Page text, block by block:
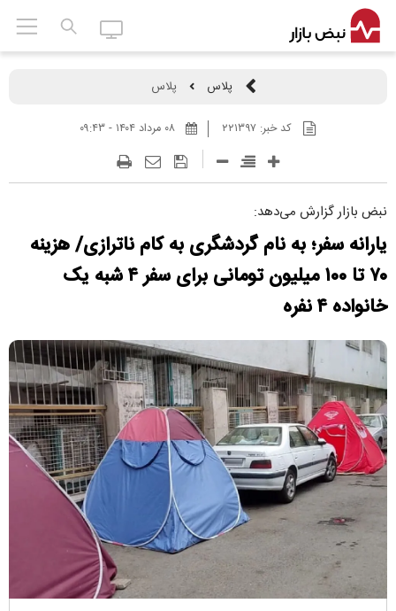
پلاس پلاس
کد خبر: ۲۲۱۳۹۷
نبض بازار گزارش می‌دهد:
یارانه سفر؛ به نام گردشگری به کام ناترازی/ هزینه
۷۰ تا ۱۰۰ میلیون تومانی برای سفر ۴ شبه یک
خانواده ۴ نفره